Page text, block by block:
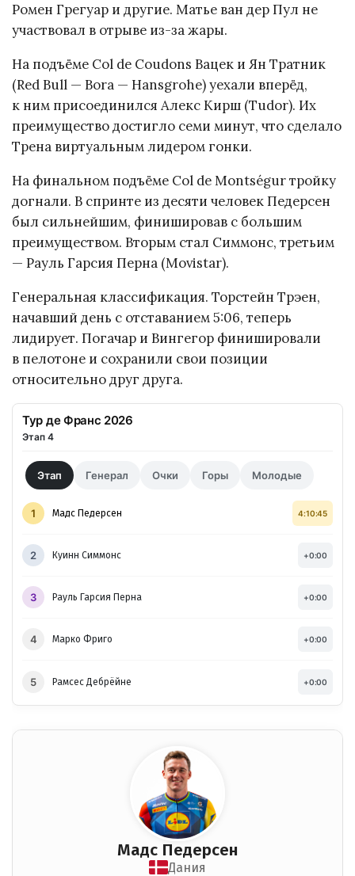
Ромен Грегуар и другие. Матье ван дер Пул не
участвовал в отрыве из-за жары.
На подъёме Col de Coudons Вацек и Ян Тратник
(Red Bull — Bora — Hansgrohe) уехали вперёд,
к ним присоединился Алекс Кирш (Tudor). Их
преимущество достигло семи минут, что сделало
Трена виртуальным лидером гонки.
На финальном подъёме Col de Montségur тройку
догнали. В спринте из десяти человек Педерсен
был сильнейшим, финишировав с большим
преимуществом. Вторым стал Симмонс, третьим
— Рауль Гарсия Перна (Movistar).
Генеральная классификация. Торстейн Трэен,
начавший день с отставанием 5:06, теперь
лидирует. Погачар и Вингегор финишировали
в пелотоне и сохранили свои позиции
относительно друг друга.
Тур де Франс 2026
Этап 4
Этап Генерал Очки Горы Молодые
1 Мадс Педерсен 4:10:45
2 Куинн Симмонс +0:00
3 Рауль Гарсия Перна +0:00
4 Марко Фриго +0:00
5 Рамсес Дебрёйне +0:00
Мадс Педерсен
Дания